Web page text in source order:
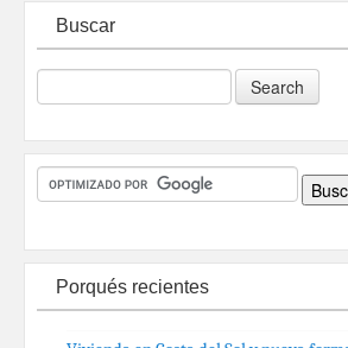
Buscar
Porqués recientes